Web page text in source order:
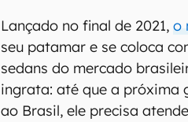
Lançado no final de 2021,o
seu patamar e se coloca
sedans do mercado
ingrata: até que a próxima
ao Brasil, ele precisa